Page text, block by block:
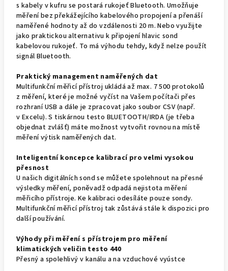
s kabely v kufru se postará rukojeť Bluetooth. Umožňuje
měření bez překážejícího kabelového propojení a přenáší
naměřené hodnoty až do vzdálenosti 20 m. Nebo využijte
jako praktickou alternativu k připojení hlavic sond
kabelovou rukojeť. To má výhodu tehdy, když nelze použít
signál Bluetooth.
Praktický management naměřených dat
Multifunkční měřicí přístroj ukládá až max. 7 500 protokolů
z měření, které je možné vyčíst na Vašem počítači přes
rozhraní USB a dále je zpracovat jako soubor CSV (např.
v Excelu). S tiskárnou testo BLUETOOTH/IRDA (je třeba
objednat zvlášť) máte možnost vytvořit rovnou na místě
měření výtisk naměřených dat.
Inteligentní koncepce kalibrací pro velmi vysokou
přesnost
U našich digitálních sond se můžete spolehnout na přesné
výsledky měření, poněvadž odpadá nejistota měření
měřicího přístroje. Ke kalibraci odesíláte pouze sondy.
Multifunkční měřicí přístroj tak zůstává stále k dispozici pro
další používání.
Výhody při měření s přístrojem pro měření
klimatických veličin testo 440
Přesný a spolehlivý v kanálu a na vzduchové vyústce